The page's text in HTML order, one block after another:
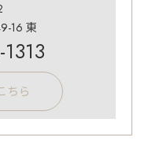
16 東
ちら